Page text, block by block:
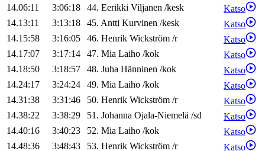
14.06:11
3:06:18 44. Eerikki Viljanen /kesk
Katso
14.13:11
3:13:18 45. Antti Kurvinen /kesk
Katso
14.15:58
3:16:05 46. Henrik Wickström /r
Katso
14.17:07
3:17:14 47. Mia Laiho /kok
Katso
14.18:50
3:18:57 48. Juha Hänninen /kok
Katso
14.24:17
3:24:24 49. Mia Laiho /kok
Katso
14.31:38
3:31:46 50. Henrik Wickström /r
Katso
14.38:22
3:38:29 51. Johanna Ojala-Niemelä /sd
Katso
14.40:16
3:40:23 52. Mia Laiho /kok
Katso
14.48:36
3:48:43 53. Henrik Wickström /r
Katso